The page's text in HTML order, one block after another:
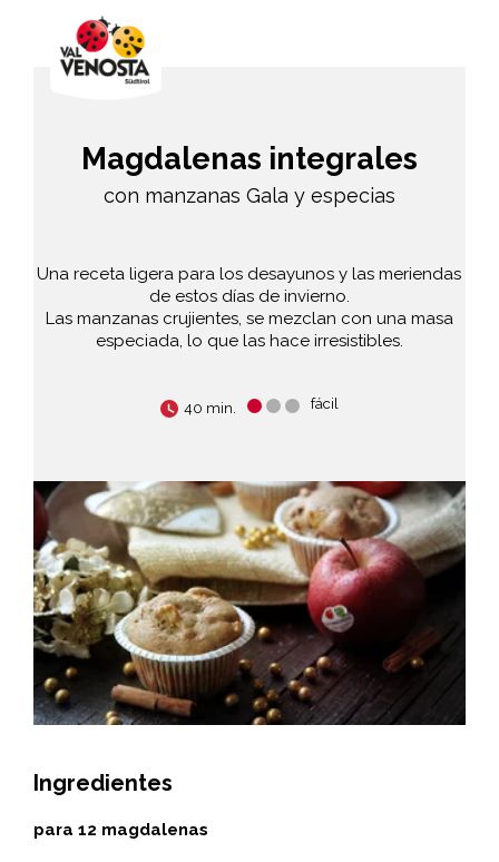
Magdalenas integrales
con manzanas Gala y especias
Una receta ligera para los desayunos y las meriendas
de estos días de invierno.
Las manzanas crujientes, se mezclan con una masa
especiada, lo que las hace irresistibles.
40 min. fácil
Ingredientes
para 12 magdalenas